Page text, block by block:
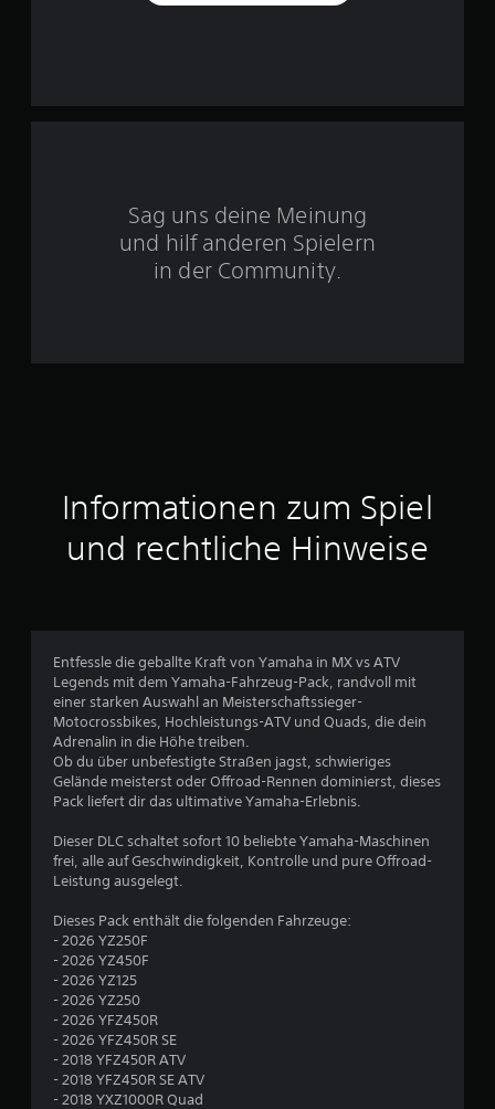
5
u
s
B
e
r
Sag uns deine Meinung
und hilf anderen Spielern
in der Community.
Informationen zum Spiel
und rechtliche Hinweise
Entfessle die geballte Kraft von Yamaha in MX vs ATV
Legends mit dem Yamaha-Fahrzeug-Pack, randvoll mit
einer starken Auswahl an Meisterschaftssieger-
Motocrossbikes, Hochleistungs-ATV und Quads, die dein
Adrenalin in die Höhe treiben.
Ob du über unbefestigte Straßen jagst, schwieriges
Gelände meisterst oder Offroad-Rennen dominierst, dieses
Pack liefert dir das ultimative Yamaha-Erlebnis.
Dieser DLC schaltet sofort 10 beliebte Yamaha-Maschinen
frei, alle auf Geschwindigkeit, Kontrolle und pure Offroad-
Leistung ausgelegt.
Dieses Pack enthält die folgenden Fahrzeuge:
- 2026 YZ250F
- 2026 YZ450F
- 2026 YZ125
- 2026 YZ250
- 2026 YFZ450R
- 2026 YFZ450R SE
- 2018 YFZ450R ATV
- 2018 YFZ450R SE ATV
- 2018 YXZ1000R Quad